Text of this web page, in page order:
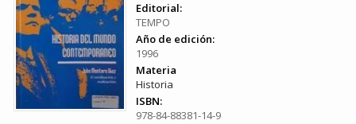
Editorial:
TEMPO
Año de edición:
1996
Materia
Historia
ISBN:
978-84-88381-14-9